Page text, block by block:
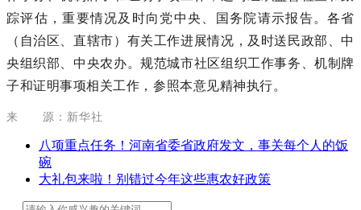
踪评估，重要情况及时向党中央、国务院请示报告。各省
（自治区、直辖市）有关工作进展情况，及时送民政部、中
央组织部、中央农办。规范城市社区组织工作事务、机制牌
子和证明事项相关工作，参照本意见精神执行。
来 源：新华社
八项重点任务！河南省委省政府发文，事关每个人的饭
碗
大礼包来啦！别错过今年这些惠农好政策